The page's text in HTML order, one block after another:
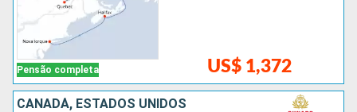
Pensão completa US$ 1,372
CANADÁ, ESTADOS UNIDOS